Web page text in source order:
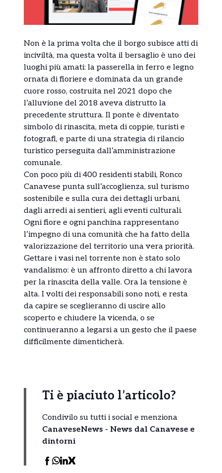
Non è la prima volta che il borgo subisce atti di
inciviltà, ma questa volta il bersaglio è uno dei
luoghi più amati: la passerella in ferro e legno
ornata di fioriere e dominata da un grande
cuore rosso, costruita nel 2021 dopo che
l’alluvione del 2018 aveva distrutto la
precedente struttura. Il ponte è diventato
simbolo di rinascita, meta di coppie, turisti e
fotografi, e parte di una strategia di rilancio
turistico perseguita dall’amministrazione
comunale.
Con poco più di 400 residenti stabili, Ronco
Canavese punta sull’accoglienza, sul turismo
sostenibile e sulla cura dei dettagli urbani,
dagli arredi ai sentieri, agli eventi culturali.
Ogni fiore e ogni panchina rappresentano
l’impegno di una comunità che ha fatto della
valorizzazione del territorio una vera priorità.
Gettare i vasi nel torrente non è stato solo
vandalismo: è un affronto diretto a chi lavora
per la rinascita della valle. Ora la tensione è
alta. I volti dei responsabili sono noti, e resta
da capire se sceglieranno di uscire allo
scoperto e chiudere la vicenda, o se
continueranno a legarsi a un gesto che il paese
difficilmente dimenticherà.
Ti è piaciuto l’articolo?
Condivilo su tutti i social e menziona
CanaveseNews - News dal Canavese e
dintorni